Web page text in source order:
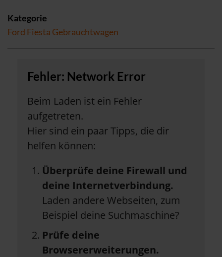
Kategorie
Ford Fiesta Gebrauchtwagen
Fehler: Network Error
Beim Laden ist ein Fehler
aufgetreten.
Hier sind ein paar Tipps, die dir
helfen können:
Überprüfe deine Firewall und
deine Internetverbindung.
Laden andere Webseiten, zum
Beispiel deine Suchmaschine?
Prüfe deine
Browsererweiterungen.